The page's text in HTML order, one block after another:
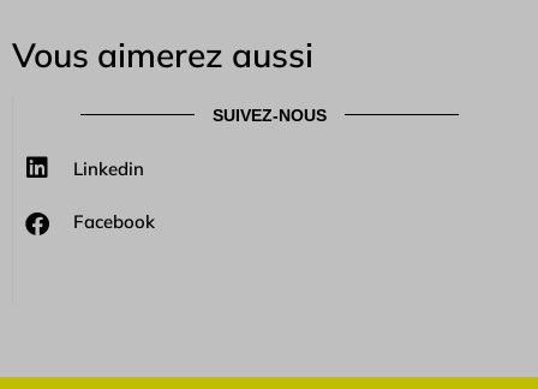
Vous aimerez aussi
SUIVEZ-NOUS
Linkedin
Facebook